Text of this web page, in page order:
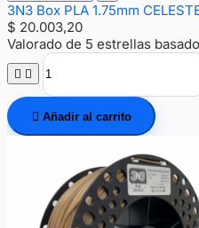
3N3 Box PLA 1.75mm
$ 20.003,20
Valorado de 5 estrellas
 
 Añadir al carrito